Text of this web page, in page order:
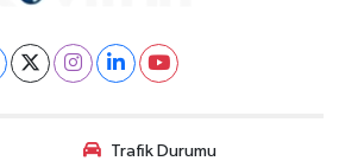
Trafik Durumu